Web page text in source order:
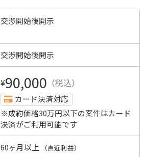
交渉開始後開示
交渉開始後開示
¥90,000 （税込）
カード決済対応
※成約価格30万円以下の案件はカード
決済がご利用可能です
60ヶ月以上 （直近利益）